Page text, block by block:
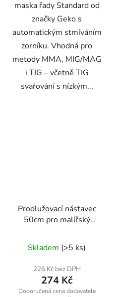
maska řady Standard od
značky Geko s
automatickým stmíváním
zorníku. Vhodná pro
metody MMA, MIG/MAG
i TIG – včetně TIG
svařování s nízkým...
Prodlužovací nástavec
50cm pro malířský
1500M-PRZ
Skladem (>5 ks)
226 Kč bez DPH
274 Kč